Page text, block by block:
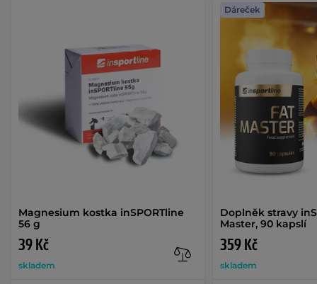
Magnesium kostka inSPORTline
56 g
39 Kč
skladem
Doplněk stravy
Master, 90 kapslí
359 Kč
skladem
Dáreček